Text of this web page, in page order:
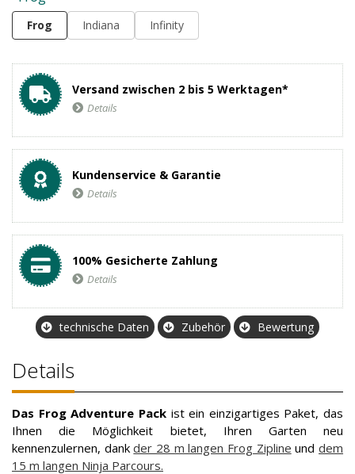
Frog Indiana Infinity
Versand zwischen 2 bis 5 Werktagen*
Details
Kundenservice & Garantie
Details
100% Gesicherte Zahlung
Details
technische Daten Zubehör Bewertung
Details
Das Frog Adventure Packist ein einzigartiges Paket, das
Ihnen die Möglichkeit bietet, Ihren Garten neu
kennenzulernen, dankder 28 m langen Frog Zipline unddem
15 m langen Ninja Parcours.